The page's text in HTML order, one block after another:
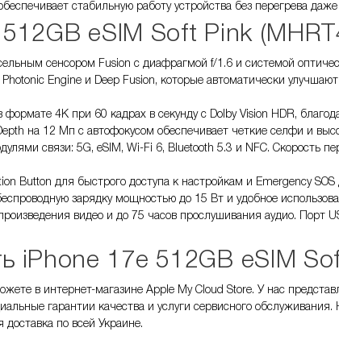
стабильную работу устройства без перегрева
eSIM Soft Pink
сенсором Fusion с диафрагмой f/1.6 и системой
Engine и Deep Fusion, которые автоматически
4K при 60 кадрах в секунду с Dolby Vision HDR,
на 12 Мп с автофокусом обеспечивает четкие селфи и
связи: 5G, eSIM, Wi-Fi 6, Bluetooth 5.3 и NFC. Скорость
Button для быстрого доступа к настройкам и Emergency
зарядку мощностью до 15 Вт и удобное
видео и до 75 часов прослушивания аудио. Порт
iPhone 17e 512GB eSIM
в интернет-магазине Apple My Cloud Store. У нас
гарантии качества и услуги сервисного
по всей Украине.